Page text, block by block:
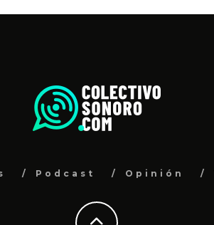
Podcast Opinión